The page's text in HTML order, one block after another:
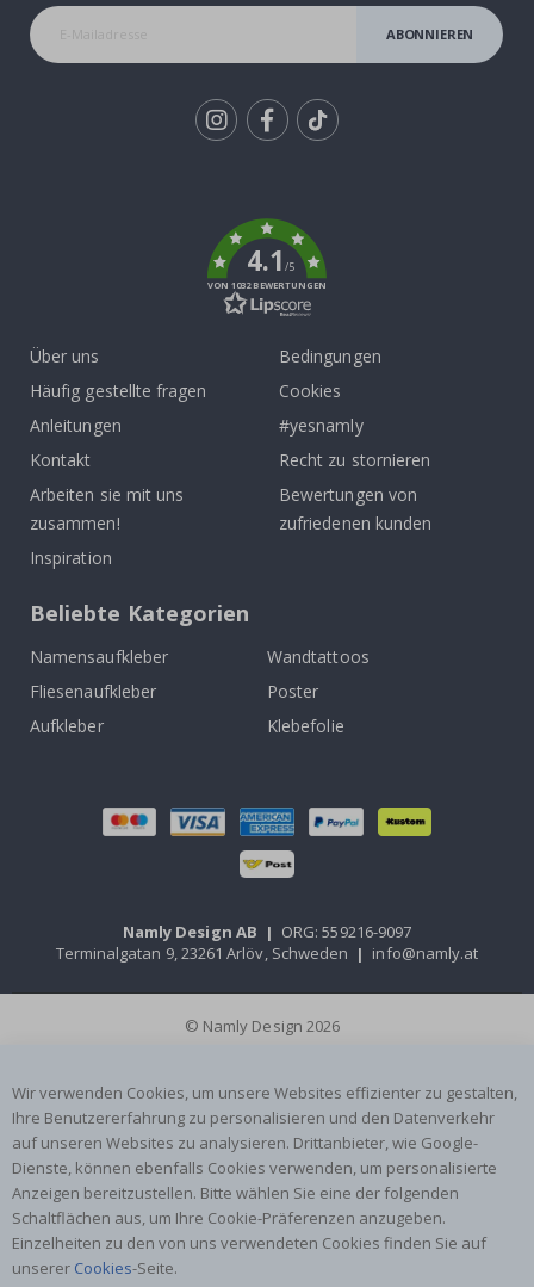
ABONNIEREN
4.1/5
VON 1032 BEWERTUNGEN
Über uns
Häufig gestellte fragen
Anleitungen
Kontakt
Arbeiten sie mit uns
zusammen!
Inspiration
Bedingungen
Cookies
#yesnamly
Recht zu stornieren
Bewertungen von
zufriedenen kunden
Beliebte Kategorien
Namensaufkleber
Wandtattoos
Fliesenaufkleber
Poster
Aufkleber
Klebefolie
Namly Design AB | ORG: 559216-9097
Terminalgatan 9, 23261 Arlöv, Schweden | info@namly.at
© Namly Design 2026
Wir verwenden Cookies, um unsere Websites effizienter zu gestalten,
Ihre Benutzererfahrung zu personalisieren und den Datenverkehr
auf unseren Websites zu analysieren. Drittanbieter, wie Google-
Dienste, können ebenfalls Cookies verwenden, um personalisierte
Anzeigen bereitzustellen. Bitte wählen Sie eine der folgenden
Schaltflächen aus, um Ihre Cookie-Präferenzen anzugeben.
Einzelheiten zu den von uns verwendeten Cookies finden Sie auf
unserer Cookies-Seite.